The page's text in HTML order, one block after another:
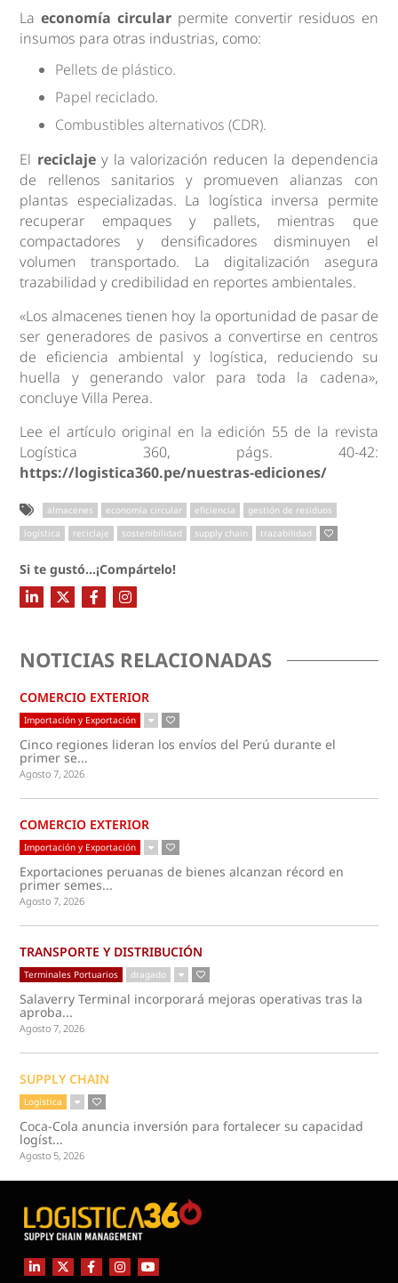
Laeconomía circular permite convertir residuos en
insumos para otras industrias, como:
Pellets de plástico.
Papel reciclado.
Combustibles alternativos (CDR).
El reciclajey la valorización reducen la dependencia
de rellenos sanitarios y promueven alianzas con
plantas especializadas. La logística inversa permite
recuperar empaques y pallets, mientras que
compactadores y densificadores disminuyen el
volumen transportado. La digitalización asegura
trazabilidad y credibilidad en reportes ambientales.
«Los almacenes tienen hoy la oportunidad de pasar de
ser generadores de pasivos a convertirse en centros
de eficiencia ambiental y logística, reduciendo su
huella y generando valor para toda la cadena»,
concluye Villa Perea.
Lee el artículo original en la edición 55 de la revista
Logística 360, págs. 40-42:
https://logistica360.pe/nuestras-ediciones/
almacenes economía circular eficiencia
gestión de residuos
logística
reciclaje sostenibilidad supply chain trazabilidad
Si te gustó...¡Compártelo!
NOTICIAS RELACIONADAS
COMERCIO EXTERIOR
Importación y Exportación
Cinco regiones lideran los envíos del Perú durante el
primer se...
Agosto 7, 2026
COMERCIO EXTERIOR
Importación y Exportación
Exportaciones peruanas de bienes alcanzan récord en
primer semes...
Agosto 7, 2026
TRANSPORTE Y DISTRIBUCIÓN
Terminales Portuarios dragado
Salaverry Terminal incorporará mejoras operativas tras la
aproba...
Agosto 7, 2026
SUPPLY CHAIN
Logística
Coca-Cola anuncia inversión para fortalecer su capacidad
logíst...
Agosto 5, 2026